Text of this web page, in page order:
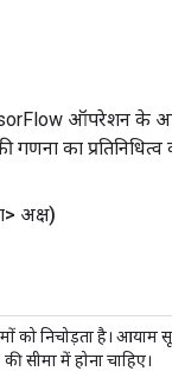
ऑपरेशन के
का प्रतिनिधित्व
अक्ष)
को निचोड़ता है।
सीमा में होना चाहिए।